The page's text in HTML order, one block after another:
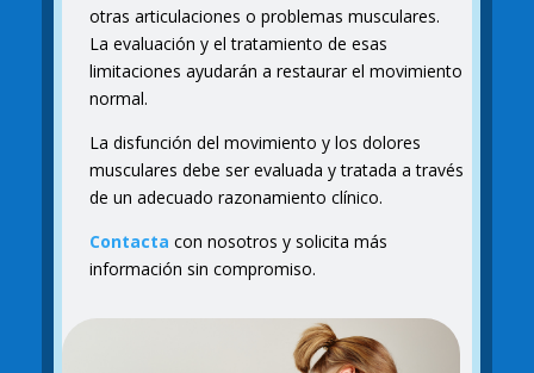
otras articulaciones o problemas musculares.
La evaluación y el tratamiento de esas
limitaciones ayudarán a restaurar el movimiento
normal.
La disfunción del movimiento y los dolores
musculares debe ser evaluada y tratada a través
de un adecuado razonamiento clínico.
Contacta con nosotros y solicita más
información sin compromiso.